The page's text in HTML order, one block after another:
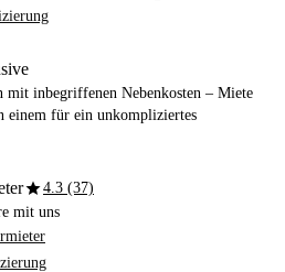
mit inbegriffenen Nebenkosten – Miete
einem für ein unkompliziertes
star4.3 (37)
mit uns